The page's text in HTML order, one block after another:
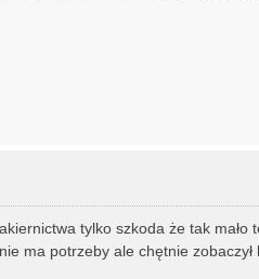
tylko szkoda że tak mało
ma potrzeby ale chętnie zobaczył